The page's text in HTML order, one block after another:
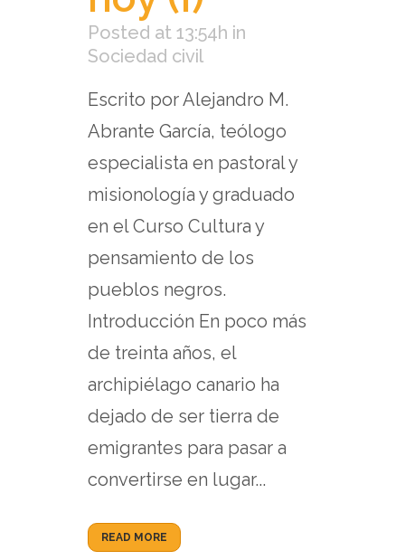
Posted at 13:54h in
Sociedad civil
Escrito por Alejandro M.
Abrante García, teólogo
especialista en pastoral y
misionología y graduado
en el Curso Cultura y
pensamiento de los
pueblos negros.
Introducción En poco más
de treinta años, el
archipiélago canario ha
dejado de ser tierra de
emigrantes para pasar a
convertirse en lugar...
READ MORE